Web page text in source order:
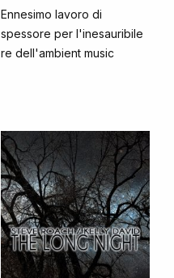
Ennesimo lavoro di
spessore per l'inesauribile
re dell'ambient music